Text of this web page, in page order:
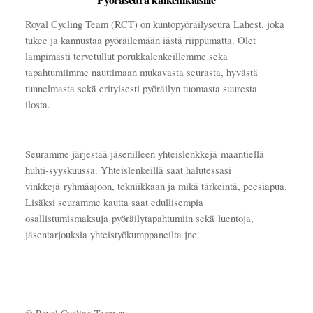
Royal Cycling Team (RCT) on kuntopyöräilyseura Lahest, joka
tukee ja kannustaa pyöräilemään iästä riippumatta. Olet
lämpimästi tervetullut porukkalenkeillemme sekä
tapahtumiimme nauttimaan mukavasta seurasta, hyvästä
tunnelmasta sekä erityisesti pyöräilyn tuomasta suuresta
ilosta.
Seuramme järjestää jäsenilleen yhteislenkkejä maantiellä
huhti-syyskuussa. Yhteislenkeillä saat halutessasi
vinkkejä ryhmäajoon, tekniikkaan ja mikä tärkeintä, peesiapua.
Lisäksi seuramme kautta saat edullisempia
osallistumismaksuja pyöräilytapahtumiin sekä luentoja,
jäsentarjouksia yhteistyökumppaneilta jne.